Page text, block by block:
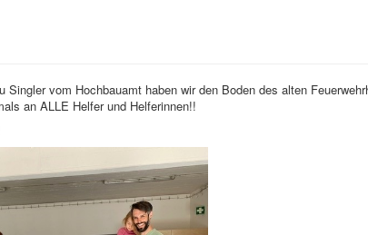
Singler vom Hochbauamt haben wir den Boden des alten
an ALLE Helfer und Helferinnen!!